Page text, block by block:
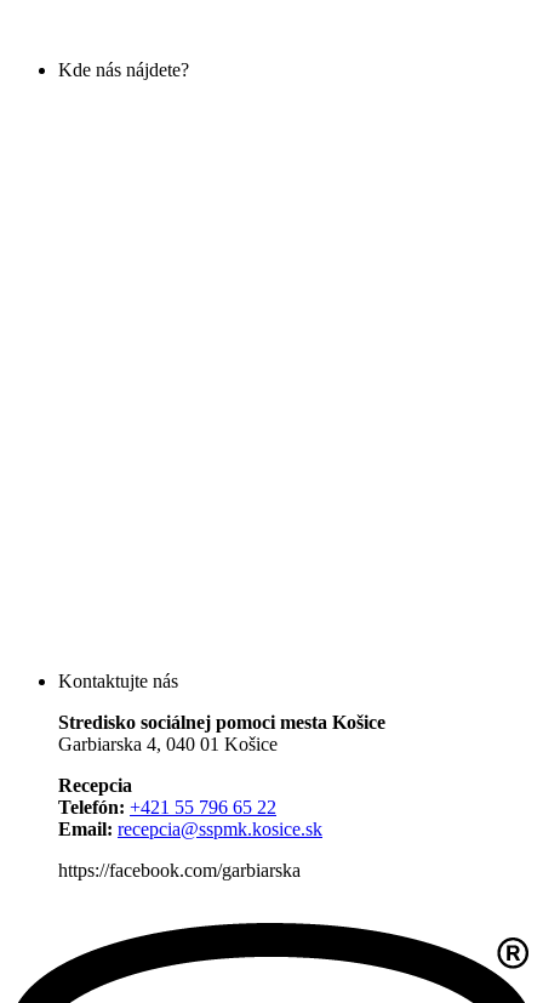
Kde nás nájdete?
Kontaktujte nás
Stredisko sociálnej pomoci mesta Košice
Garbiarska 4, 040 01 Košice
Recepcia
Telefón: +421 55 796 65 22
Email: recepcia@sspmk.kosice.sk
https://facebook.com/garbiarska